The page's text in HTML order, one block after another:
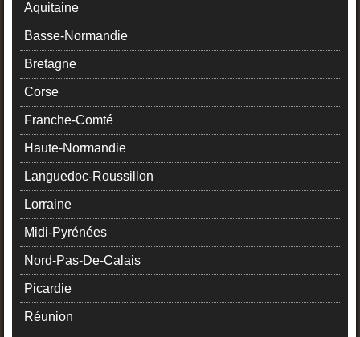
Aquitaine
Basse-Normandie
Bretagne
Corse
Franche-Comté
Haute-Normandie
Languedoc-Roussillon
Lorraine
Midi-Pyrénées
Nord-Pas-De-Calais
Picardie
Réunion